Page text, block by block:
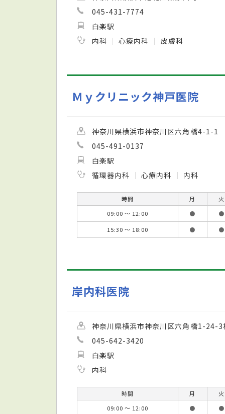
045-431-7774
白楽駅
内科
心療内科 皮膚科
Ｍｙクリニック神戸医院
神奈川県横浜市神奈川区六角橋4-1-1
045-491-0137
白楽駅
循環器内科
心療内科 内科
時間 月 火
09:00 ～ 12:00
● ●
15:30 ～ 18:00
● ●
岸内科医院
神奈川県横浜市神奈川区六角橋1-24-3
045-642-3420
白楽駅
内科
時間 月 火
09:00 ～ 12:00
● ●